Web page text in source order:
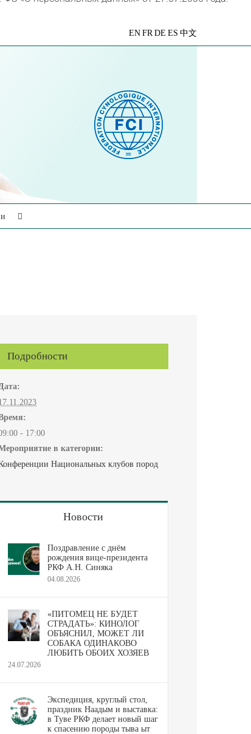
Яндекс
EN FR DE ES 中文
Подробности
- 17:00
в категории:
Национальных клубов пород
Новости
Поздравление с днём
рождения вице-президента
РКФ А.Н. Синяка
04.08.2026
«ПИТОМЕЦ НЕ БУДЕТ
СТРАДАТЬ»: КИНОЛОГ
ОБЪЯСНИЛ, МОЖЕТ ЛИ
СОБАКА ОДИНАКОВО
ЛЮБИТЬ ОБОИХ ХОЗЯЕВ
24.07.2026
Экспедиция, круглый стол,
праздник Наадым и выставка:
в Туве РКФ делает новый шаг
к спасению породы тыва ыт